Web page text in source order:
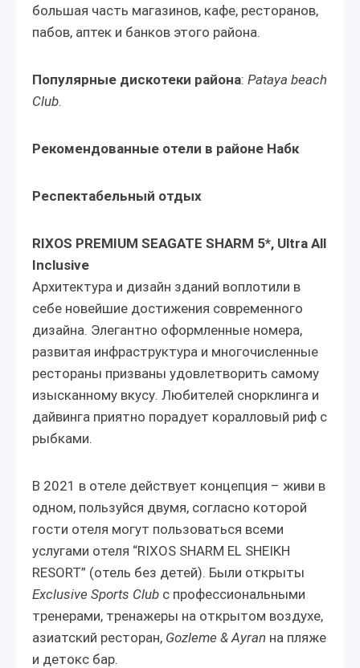
большая часть магазинов, кафе, ресторанов,
пабов, аптек и банков этого района.
Популярные дискотеки района: Pataya beach
Club.
Рекомендованные отели в районе Набк
Респектабельный отдых
RIXOS PREMIUM SEAGATE SHARM 5*, Ultra All
Inclusive
Архитектура и дизайн зданий воплотили в
себе новейшие достижения современного
дизайна. Элегантно оформленные номера,
развитая инфраструктура и многочисленные
рестораны призваны удовлетворить самому
изысканному вкусу. Любителей снорклинга и
дайвинга приятно порадует коралловый риф с
рыбками.
В 2021 в отеле действует концепция – живи в
одном, пользуйся двумя, согласно которой
гости отеля могут пользоваться всеми
услугами отеля “RIXOS SHARM EL SHEIKH
RESORT” (отель без детей). Были открыты
Exclusive Sports Club с профессиональными
тренерами, тренажеры на открытом воздухе,
азиатский ресторан, Gozleme & Ayran на пляже
и детокс бар.